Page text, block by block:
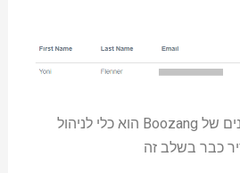
אחד הפיצ'רים המעניינים של Boozang הוא כלי לניהול
כבר בשלב זה